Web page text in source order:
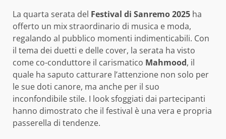
La quarta serata del Festival di Sanremo 2025 ha
offerto un mix straordinario di musica e moda,
regalando al pubblico momenti indimenticabili. Con
il tema dei duetti e delle cover, la serata ha visto
come co-conduttore il carismatico Mahmood, il
quale ha saputo catturare l’attenzione non solo per
le sue doti canore, ma anche per il suo
inconfondibile stile. I look sfoggiati dai partecipanti
hanno dimostrato che il festival è una vera e propria
passerella di tendenze.